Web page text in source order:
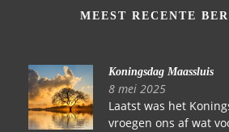
MEEST RECENTE
Koningsdag Maassluis
8 mei 2025
Laatst was het
vroegen ons af wat